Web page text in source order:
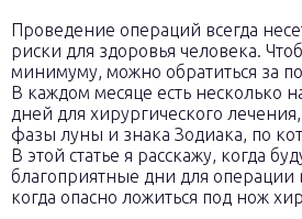
Проведение операций всегда
риски для здоровья человека.
минимуму, можно обратиться за
В каждом месяце есть несколько
дней для хирургического
фазы луны и знака Зодиака, по
В этой статье я расскажу, когда
благоприятные дни для операции
когда опасно ложиться под нож